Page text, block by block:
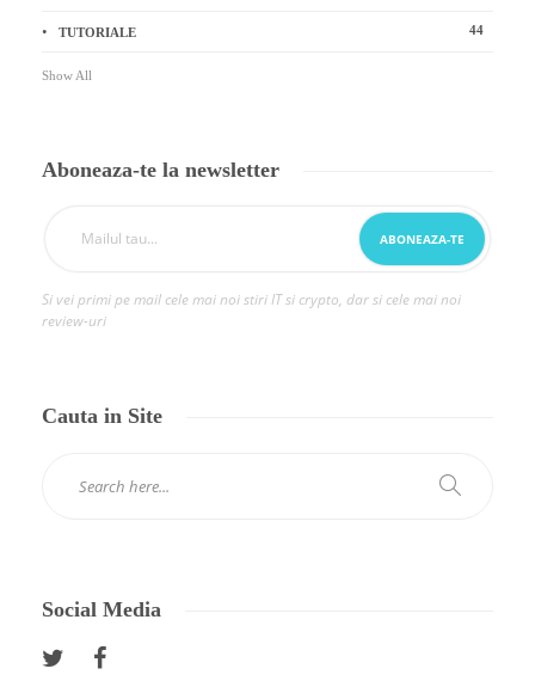
TUTORIALE 44
Show All
Aboneaza-te la newsletter
Si vei primi pe mail cele mai noi stiri IT si crypto, dar si cele mai noi
review-uri
Cauta in Site
Social Media